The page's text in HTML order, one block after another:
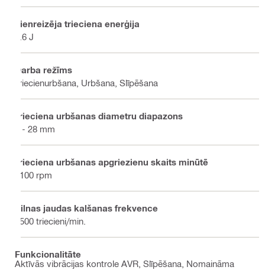
Vienreizēja trieciena enerģija
3.6 J
Darba režīms
Triecienurbšana, Urbšana, Slīpēšana
Trieciena urbšanas diametru diapazons
5 - 28 mm
Trieciena urbšanas apgriezienu skaits minūtē
1100 rpm
Pilnas jaudas kalšanas frekvence
4500 triecieni/min.
Funkcionalitāte
Aktīvās vibrācijas kontrole AVR, Slīpēšana, Nomaināma